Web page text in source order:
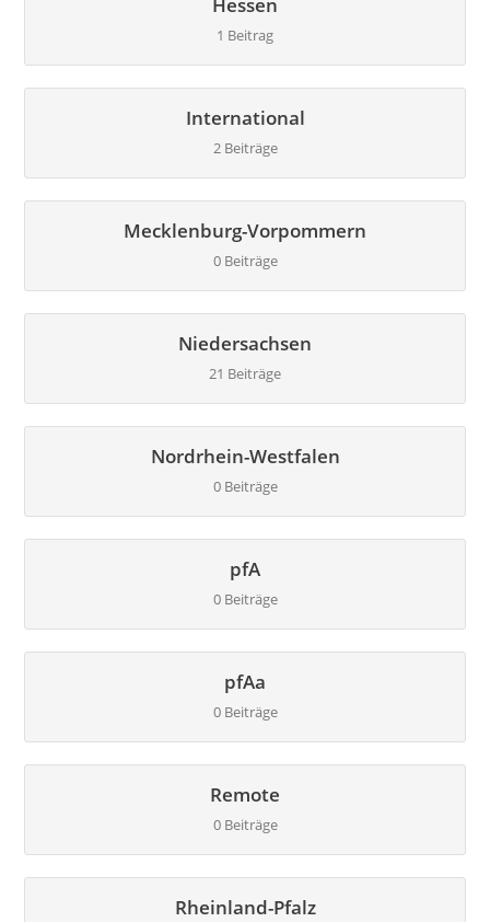
Hessen
1 Beitrag
International
2 Beiträge
Mecklenburg-Vorpommern
0 Beiträge
Niedersachsen
21 Beiträge
Nordrhein-Westfalen
0 Beiträge
pfA
0 Beiträge
pfAa
0 Beiträge
Remote
0 Beiträge
Rheinland-Pfalz